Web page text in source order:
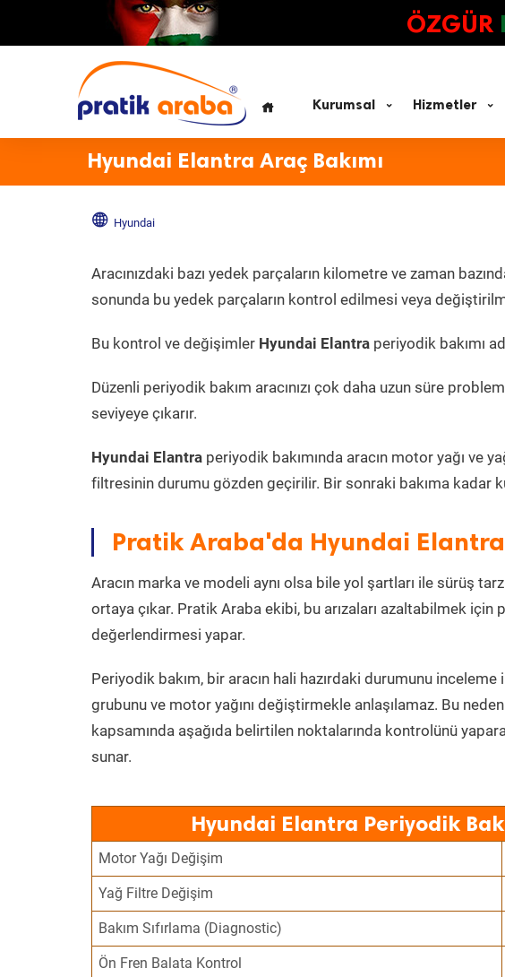
ÖZGÜR
Kurumsal Hizmetler
Hyundai Elantra Araç Bakımı
Hyundai
Aracınızdaki bazı yedek parçaların kilometre ve zaman
sonunda bu yedek parçaların kontrol edilmesi veya
Bu kontrol ve değişimler Hyundai Elantra periyodik bakımı
Düzenli periyodik bakım aracınızı çok daha uzun süre
seviyeye çıkarır.
Hyundai Elantra periyodik bakımında aracın motor yağı ve
filtresinin durumu gözden geçirilir. Bir sonraki bakıma kadar
Pratik Araba'da Hyundai Elantra
Aracın marka ve modeli aynı olsa bile yol şartları ile sürüş
ortaya çıkar. Pratik Araba ekibi, bu arızaları azaltabilmek
değerlendirmesi yapar.
Periyodik bakım, bir aracın hali hazırdaki durumunu
grubunu ve motor yağını değiştirmekle anlaşılamaz. Bu
kapsamında aşağıda belirtilen noktalarında kontrolünü
sunar.
Hyundai Elantra Periyodik
Motor Yağı Değişim
Yağ Filtre Değişim
Bakım Sıfırlama (Diagnostic)
Ön Fren Balata Kontrol